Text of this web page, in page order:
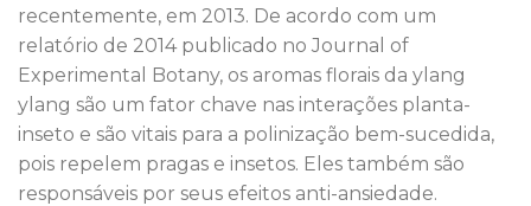
recentemente, em 2013. De acordo com um
relatório de 2014 publicado no Journal of
Experimental Botany, os aromas florais da ylang
ylang são um fator chave nas interações planta-
inseto e são vitais para a polinização bem-sucedida,
pois repelem pragas e insetos. Eles também são
responsáveis por seus efeitos anti-ansiedade.